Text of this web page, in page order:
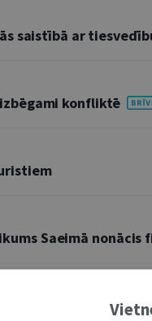
saistībā ar
konfliktē
Saeimā nonācis
civiltiesiskajiem